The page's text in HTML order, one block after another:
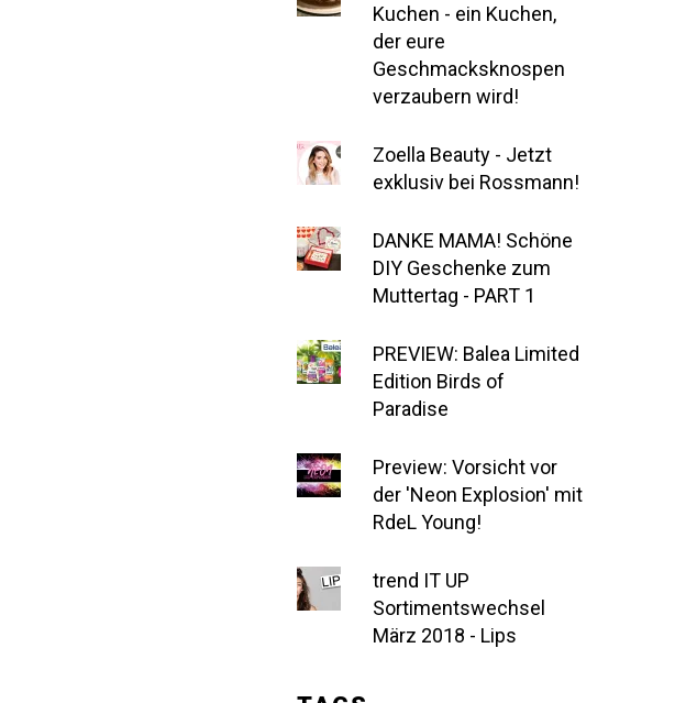
Kuchen - ein Kuchen,
der eure
Geschmacksknospen
verzaubern wird!
Zoella Beauty - Jetzt
exklusiv bei Rossmann!
DANKE MAMA! Schöne
DIY Geschenke zum
Muttertag - PART 1
PREVIEW: Balea Limited
Edition Birds of
Paradise
Preview: Vorsicht vor
der 'Neon Explosion' mit
RdeL Young!
trend IT UP
Sortimentswechsel
März 2018 - Lips